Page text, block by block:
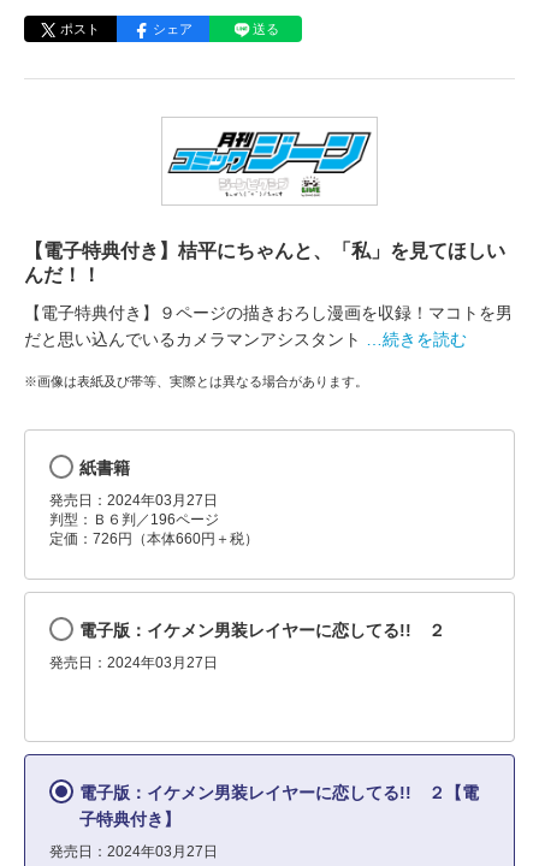
ポスト シェア 送る
【電子特典付き】桔平にちゃんと、「私」を見てほしい
んだ！！
【電子特典付き】９ページの描きおろし漫画を収録！マコトを男
だと思い込んでいるカメラマンアシスタント
…続きを読む
※画像は表紙及び帯等、実際とは異なる場合があります。
紙書籍
発売日：2024年03月27日
判型：Ｂ６判／196ページ
定価：726円（本体660円＋税）
電子版：イケメン男装レイヤーに恋してる!! ２
発売日：2024年03月27日
電子版：イケメン男装レイヤーに恋してる!! ２【電
子特典付き】
発売日：2024年03月27日